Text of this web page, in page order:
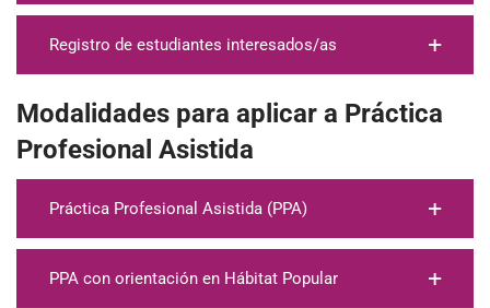
Registro de estudiantes interesados/as
Modalidades para aplicar a Práctica
Profesional Asistida
Práctica Profesional Asistida (PPA)
PPA con orientación en Hábitat Popular